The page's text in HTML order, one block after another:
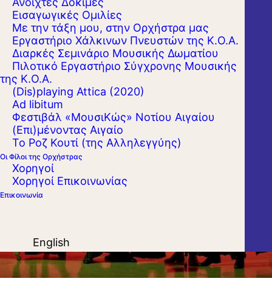
Εισαγωγικές Ομιλίες
Με την τάξη μου, στην Ορχήστρα μας
Εργαστήριo Χάλκινων Πνευστών της Κ.Ο.Α.
Διαρκές Σεμινάριο Μουσικής Δωματίου
Πιλοτικό Εργαστήριο Σύγχρονης Μουσικής
της Κ.Ο.Α.
(Dis)playing Attica (2020)
Ad libitum
Φεστιβάλ «ΜουσιΚώς» Νοτίου Αιγαίου
(Επι)μένοντας Αιγαίο
Το Ροζ Κουτί (της Αλληλεγγύης)
Οι Φίλοι της Ορχήστρας
Χορηγοί
Χορηγοί Επικοινωνίας
Επικοινωνία
English
Τρι. 19 Μαρτίου 2024 20:30
ΘΕΑΤΡΟ ΠΑΛΛΑΣ